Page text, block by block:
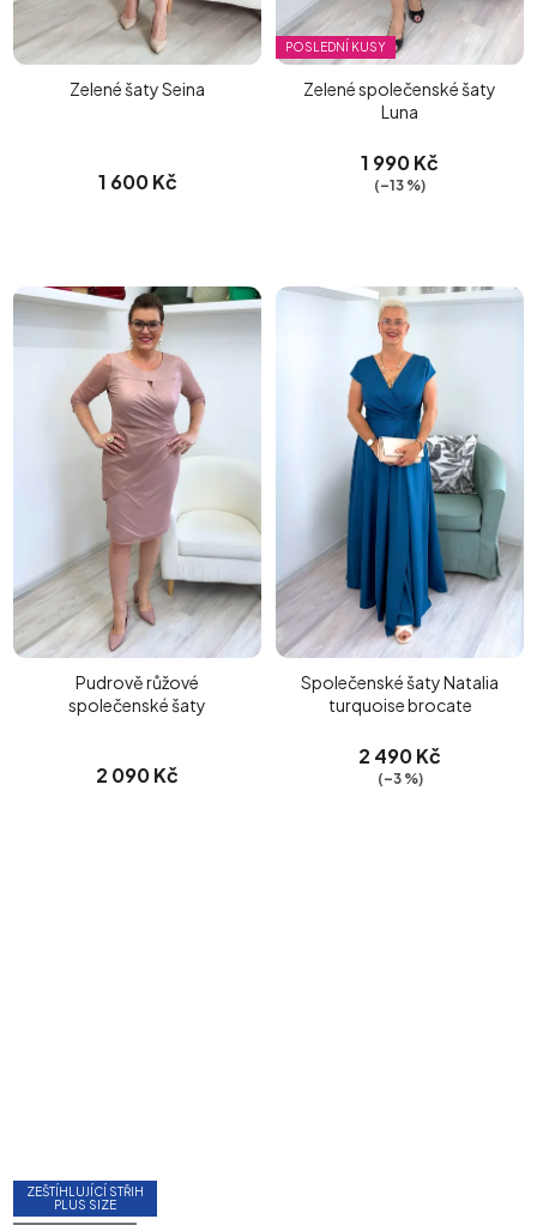
Zelené šaty Seina
1 600 Kč
POSLEDNÍ KUSY
Zelené společenské šaty
Luna
1 990 Kč
(–13 %)
Pudrově růžové
společenské šaty
2 090 Kč
Společenské šaty Natalia
turquoise brocate
2 490 Kč
(–3 %)
ZEŠTÍHLUJÍCÍ STŘIH
PLUS SIZE